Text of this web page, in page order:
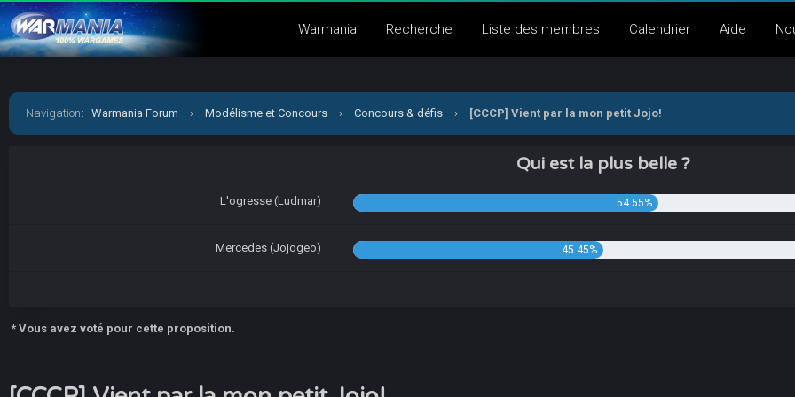
Warmania Recherche Liste des membres Calendrier Aide
Navigation: Warmania Forum › Modélisme et Concours › Concours & défis › [CCCP] Vient par la mon petit Jojo!
Qui est la plus belle ?
L'ogresse (Ludmar) 54.55%
Mercedes (Jojogeo) 45.45%
* Vous avez voté pour cette proposition.